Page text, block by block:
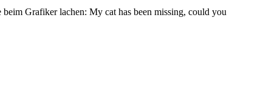
Grafiker lachen: My cat has been missing, could you